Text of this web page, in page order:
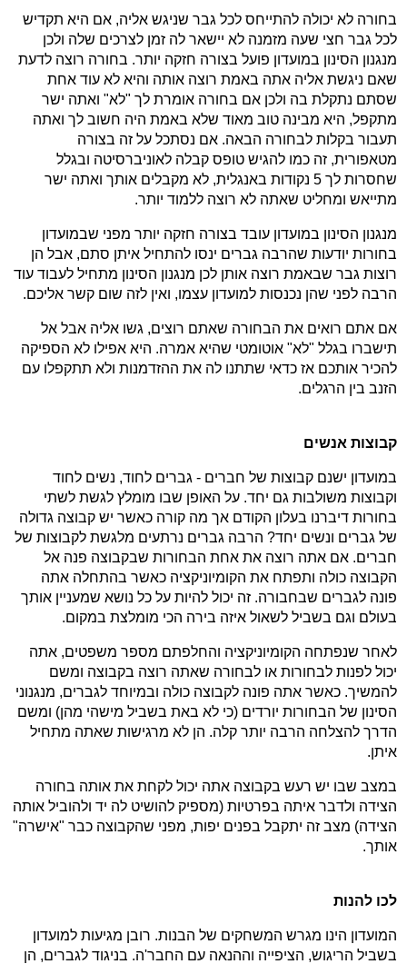
בחורה לא יכולה להתייחס לכל גבר שניגש אליה, אם היא תקדיש
לכל גבר חצי שעה מזמנה לא יישאר לה זמן לצרכים שלה ולכן
מנגנון הסינון במועדון פועל בצורה חזקה יותר. בחורה רוצה לדעת
שאם ניגשת אליה אתה באמת רוצה אותה והיא לא עוד אחת
שסתם נתקלת בה ולכן אם בחורה אומרת לך "לא" ואתה ישר
מתקפל, היא מבינה טוב מאוד שלא באמת היה חשוב לך ואתה
תעבור בקלות לבחורה הבאה. אם נסתכל על זה בצורה
מטאפורית, זה כמו להגיש טופס קבלה לאוניברסיטה ובגלל
שחסרות לך 5 נקודות באנגלית, לא מקבלים אותך ואתה ישר
מתייאש ומחליט שאתה לא רוצה ללמוד יותר.
מנגנון הסינון במועדון עובד בצורה חזקה יותר מפני שבמועדון
בחורות יודעות שהרבה גברים ינסו להתחיל איתן סתם, אבל הן
רוצות גבר שבאמת רוצה אותן לכן מנגנון הסינון מתחיל לעבוד עוד
הרבה לפני שהן נכנסות למועדון עצמו, ואין לזה שום קשר אליכם.
אם אתם רואים את הבחורה שאתם רוצים, גשו אליה אבל אל
תישברו בגלל "לא" אוטומטי שהיא אמרה. היא אפילו לא הספיקה
להכיר אותכם אז כדאי שתתנו לה את ההזדמנות ולא תתקפלו עם
הזנב בין הרגלים.
קבוצות אנשים
במועדון ישנם קבוצות של חברים - גברים לחוד, נשים לחוד
וקבוצות משולבות גם יחד. על האופן שבו מומלץ לגשת לשתי
בחורות דיברנו בעלון הקודם אך מה קורה כאשר יש קבוצה גדולה
של גברים ונשים יחד? הרבה גברים נרתעים מלגשת לקבוצות של
חברים. אם אתה רוצה את אחת הבחורות שבקבוצה פנה אל
הקבוצה כולה ותפתח את הקומיוניקציה כאשר בהתחלה אתה
פונה לגברים שבחבורה. זה יכול להיות על כל נושא שמעניין אותך
בעולם וגם בשביל לשאול איזה בירה הכי מומלצת במקום.
לאחר שנפתחה הקומיוניקציה והחלפתם מספר משפטים, אתה
יכול לפנות לבחורות או לבחורה שאתה רוצה בקבוצה ומשם
להמשיך. כאשר אתה פונה לקבוצה כולה ובמיוחד לגברים, מנגנוני
הסינון של הבחורות יורדים (כי לא באת בשביל מישהי מהן) ומשם
הדרך להצלחה הרבה יותר קלה. הן לא מרגישות שאתה מתחיל
איתן.
במצב שבו יש רעש בקבוצה אתה יכול לקחת את אותה בחורה
הצידה ולדבר איתה בפרטיות (מספיק להושיט לה יד ולהוביל אותה
הצידה) מצב זה יתקבל בפנים יפות, מפני שהקבוצה כבר "אישרה"
אותך.
לכו להנות
המועדון הינו מגרש המשחקים של הבנות. רובן מגיעות למועדון
בשביל הריגוש, הציפייה וההנאה עם החבר'ה. בניגוד לגברים, הן